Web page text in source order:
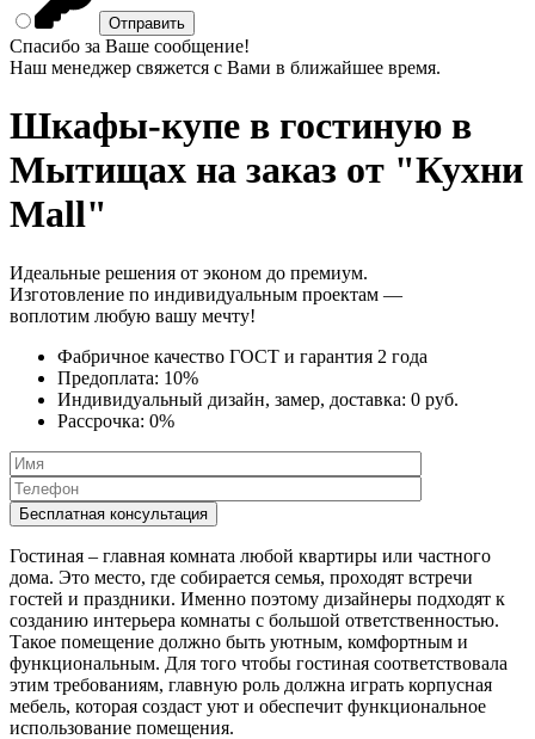
Спасибо за Ваше сообщение!
Наш менеджер свяжется с Вами в ближайшее время.
Шкафы-купе в гостиную в
Мытищах на заказ от "Кухни
Mall"
Идеальные решения от эконом до премиум.
Изготовление по индивидуальным проектам —
воплотим любую вашу мечту!
Фабричное качество ГОСТ и гарантия 2 года
Предоплата: 10%
Индивидуальный дизайн, замер, доставка: 0 руб.
Рассрочка: 0%
Гостиная – главная комната любой квартиры или частного
дома. Это место, где собирается семья, проходят встречи
гостей и праздники. Именно поэтому дизайнеры подходят к
созданию интерьера комнаты с большой ответственностью.
Такое помещение должно быть уютным, комфортным и
функциональным. Для того чтобы гостиная соответствовала
этим требованиям, главную роль должна играть корпусная
мебель, которая создаст уют и обеспечит функциональное
использование помещения.